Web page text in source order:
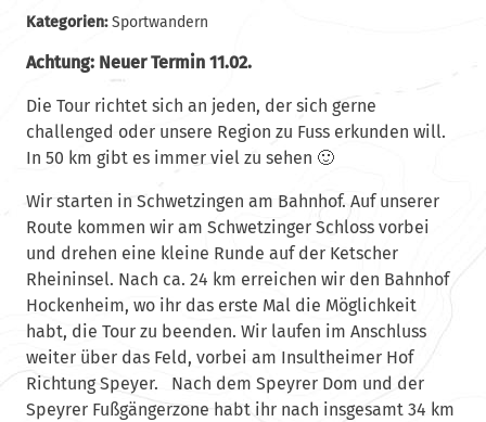
Kategorien:Sportwandern
Achtung: Neuer Termin 11.02.
Die Tour richtet sich an jeden, der sich gerne
challenged oder unsere Region zu Fuss erkunden will.
In 50 km gibt es immer viel zu sehen 🙂
Wir starten in Schwetzingen am Bahnhof. Auf unserer
Route kommen wir am Schwetzinger Schloss vorbei
und drehen eine kleine Runde auf der Ketscher
Rheininsel. Nach ca. 24 km erreichen wir den Bahnhof
Hockenheim, wo ihr das erste Mal die Möglichkeit
habt, die Tour zu beenden. Wir laufen im Anschluss
weiter über das Feld, vorbei am Insultheimer Hof
Richtung Speyer. Nach dem Speyrer Dom und der
Speyrer Fußgängerzone habt ihr nach insgesamt 34 km